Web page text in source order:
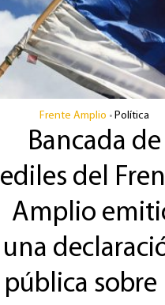
Frente Amplio • Política
Bancada de
ediles del
Amplio
una
pública sobre